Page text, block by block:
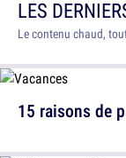
LES
Le contenu chaud,
15 raisons de